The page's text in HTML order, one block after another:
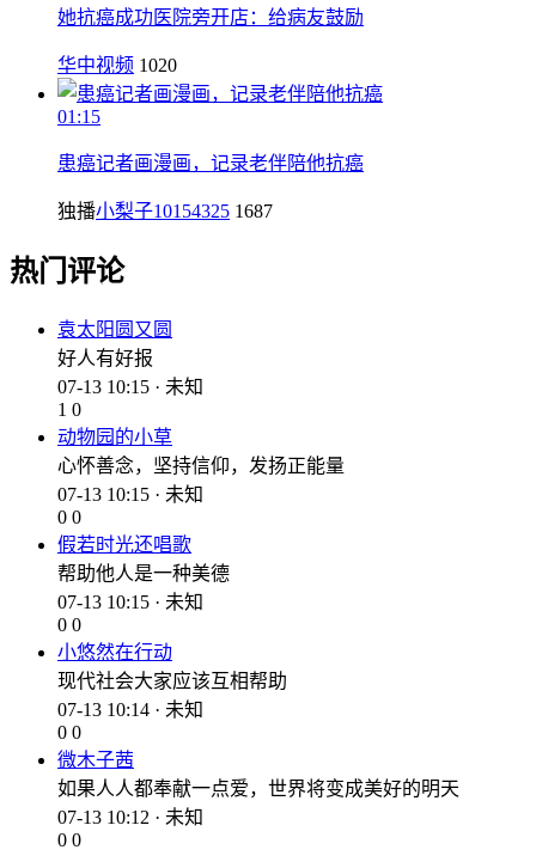
她抗癌成功医院旁开店：给病友鼓励
华中视频 1020
01:15
患癌记者画漫画，记录老伴陪他抗癌
独播小梨子10154325 1687
热门评论
袁太阳圆又圆
好人有好报
07-13 10:15 · 未知
1 0
动物园的小草
心怀善念，坚持信仰，发扬正能量
07-13 10:15 · 未知
0 0
假若时光还唱歌
帮助他人是一种美德
07-13 10:15 · 未知
0 0
小悠然在行动
现代社会大家应该互相帮助
07-13 10:14 · 未知
0 0
微木子茜
如果人人都奉献一点爱，世界将变成美好的明天
07-13 10:12 · 未知
0 0